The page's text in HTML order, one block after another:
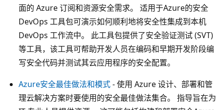
面的 Azure 订阅和资源安全需求。 适用于Azure的安全
DevOps 工具包可演示如何顺利地将安全性集成到本机
DevOps 工作流中。 此工具包提供了安全验证测试 (SVT)
等工具，该工具可帮助开发人员在编码和早期开发阶段编
写安全代码并测试其云应用程序的安全配置。
Azure安全最佳做法和模式- 使用 Azure 设计、部署和管
理云解决方案时要使用的安全最佳做法集合。 指导旨在为